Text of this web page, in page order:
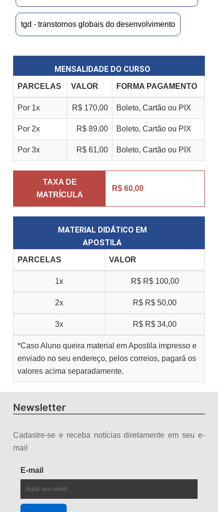
tgd - transtornos globais do desenvolvimento
MENSALIDADE DO CURSO
PARCELAS VALOR FORMA PAGAMENTO
Por 1x R$ 170,00 Boleto, Cartão ou PIX
Por 2x R$ 89,00 Boleto, Cartão ou PIX
Por 3x R$ 61,00 Boleto, Cartão ou PIX
TAXA DE
MATRÍCULA
R$ 60,00
MATERIAL DIDÁTICO EM
APOSTILA
PARCELAS VALOR
1x R$ R$ 100,00
2x R$ R$ 50,00
3x R$ R$ 34,00
*Caso Aluno queira material em Apostila impresso e
enviado no seu endereço, pelos correios, pagará os
valores acima separadamente.
Newsletter
Cadastre-se e receba notícias diretamente em seu e-
mail
E-mail